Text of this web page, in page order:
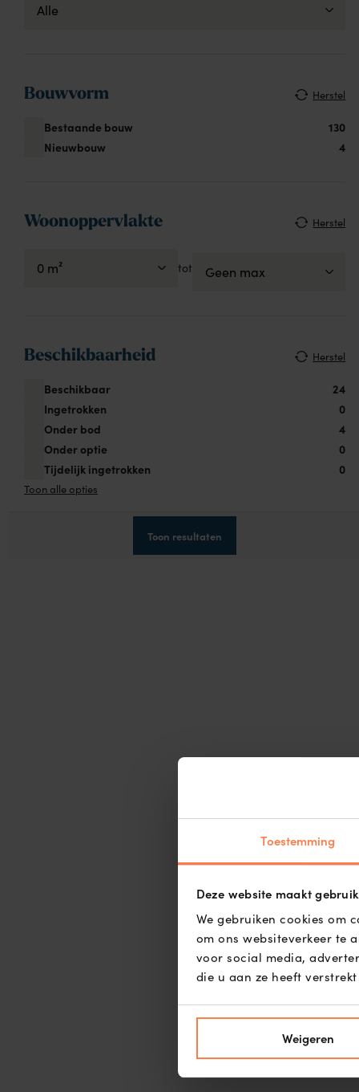
Toestemming
Deze website maakt
We gebruiken cookies om
om ons websiteverkeer te
voor social media,
die u aan ze heeft
Weigeren
Bouwvorm Herstel
Bestaande bouw
130
Nieuwbouw
4
Woonoppervlakte Herstel
tot
Beschikbaarheid Herstel
Beschikbaar
24
Ingetrokken
0
Onder bod
4
Onder optie
0
Tijdelijk ingetrokken
0
Toon alle opties
Toon resultaten